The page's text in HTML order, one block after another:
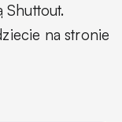
na stronie